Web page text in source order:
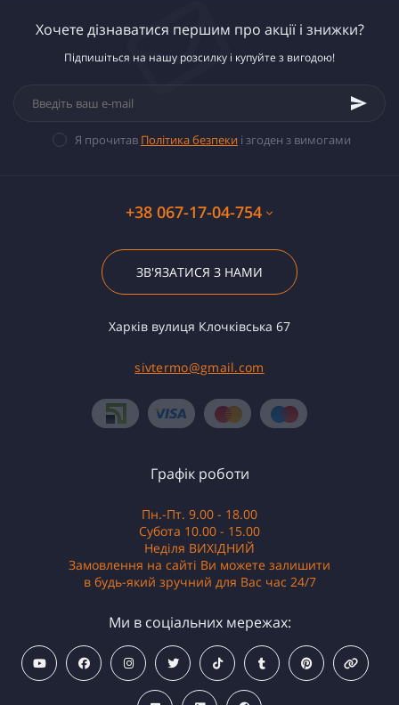
Хочете дізнаватися першим про акції і знижки?
Підпишіться на нашу розсилку і купуйте з вигодою!
Я прочитав Політика безпеки і згоден з вимогами
+38 067-17-04-754
ЗВ'ЯЗАТИСЯ З НАМИ
Харків вулиця Клочківська 67
sivtermo@gmail.com
Графік роботи
Пн.-Пт. 9.00 - 18.00
Субота 10.00 - 15.00
Неділя ВИХІДНИЙ
Замовлення на сайті Ви можете залишити
в будь-який зручний для Вас час 24/7
Ми в соціальних мережах: